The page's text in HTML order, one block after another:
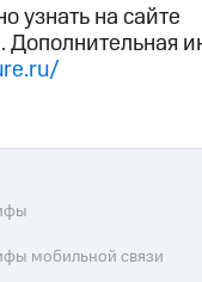
узнать на сайте
. Дополнительная
мобильной связи